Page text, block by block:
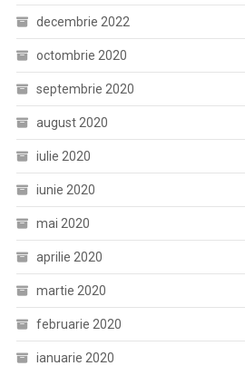
decembrie 2022
octombrie 2020
septembrie 2020
august 2020
iulie 2020
iunie 2020
mai 2020
aprilie 2020
martie 2020
februarie 2020
ianuarie 2020